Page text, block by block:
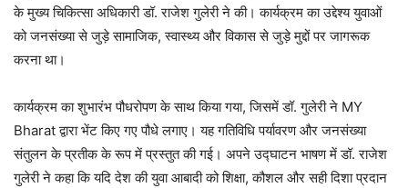
के मुख्य चिकित्सा अधिकारी डॉ. राजेश गुलेरी ने की। कार्यक्रम का उद्देश्य युवाओं
को जनसंख्या से जुड़े सामाजिक, स्वास्थ्य और विकास से जुड़े मुद्दों पर जागरूक
करना था।
कार्यक्रम का शुभारंभ पौधरोपण के साथ किया गया, जिसमें डॉ. गुलेरी ने MY
Bharat द्वारा भेंट किए गए पौधे लगाए। यह गतिविधि पर्यावरण और जनसंख्या
संतुलन के प्रतीक के रूप में प्रस्तुत की गई। अपने उद्घाटन भाषण में डॉ. राजेश
गुलेरी ने कहा कि यदि देश की युवा आबादी को शिक्षा, कौशल और सही दिशा प्रदान